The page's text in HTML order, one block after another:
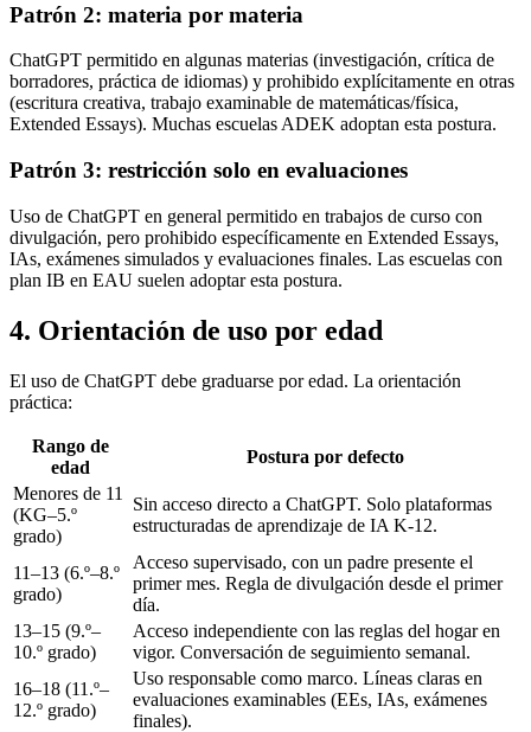
Patrón 2: materia por materia
ChatGPT permitido en algunas materias (investigación, crítica de
borradores, práctica de idiomas) y prohibido explícitamente en otras
(escritura creativa, trabajo examinable de matemáticas/física,
Extended Essays). Muchas escuelas ADEK adoptan esta postura.
Patrón 3: restricción solo en evaluaciones
Uso de ChatGPT en general permitido en trabajos de curso con
divulgación, pero prohibido específicamente en Extended Essays,
IAs, exámenes simulados y evaluaciones finales. Las escuelas con
plan IB en EAU suelen adoptar esta postura.
4. Orientación de uso por edad
El uso de ChatGPT debe graduarse por edad. La orientación
práctica:
Rango de
edad
Postura por defecto
Menores de 11
(KG–5.º
grado)
Sin acceso directo a ChatGPT. Solo plataformas
estructuradas de aprendizaje de IA K-12.
11–13 (6.º–8.º
grado)
Acceso supervisado, con un padre presente el
primer mes. Regla de divulgación desde el primer
día.
13–15 (9.º–
10.º grado)
Acceso independiente con las reglas del hogar en
vigor. Conversación de seguimiento semanal.
16–18 (11.º–
12.º grado)
Uso responsable como marco. Líneas claras en
evaluaciones examinables (EEs, IAs, exámenes
finales).